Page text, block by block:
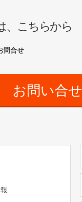
、こちらから
問合せ
お問い合せ